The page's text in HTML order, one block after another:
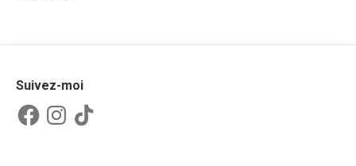
Suivez-moi
FacebookInstagram
TikTok